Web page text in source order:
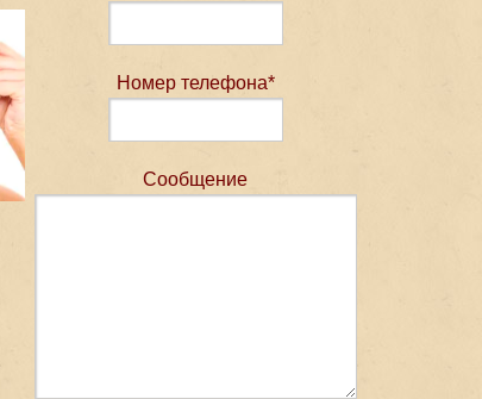
Номер телефона*
Сообщение